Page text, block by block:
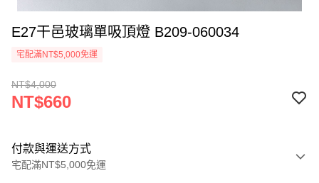
E27干邑玻璃單吸頂燈 B209-060034
宅配滿NT$5,000免運
NT$4,000
NT$660
付款與運送方式
宅配滿NT$5,000免運